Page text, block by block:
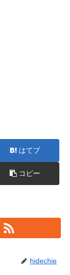
はてブ
コピー
hidechie